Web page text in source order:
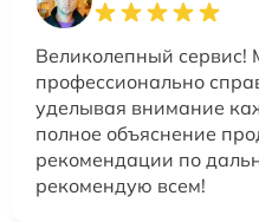
Великолепный сервис!
профессионально
уделывая внимание
полное объяснение
рекомендации по
рекомендую всем!